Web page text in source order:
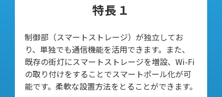
特長１
制御部（スマートストレージ）が独立してお
り、単独でも通信機能を活用できます。また、
既存の街灯にスマートストレージを増設、Wi-Fi
の取り付けをすることでスマートポール化が可
能です。柔軟な設置方法をとることができます。